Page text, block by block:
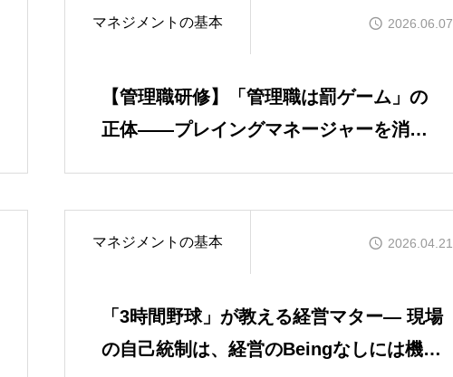
人材育成／経営サポートプログラム
マネジメントの基本 2026.06.07
【管理職研修】「管理職は罰ゲーム」の
正体――プレイングマネージャーを消耗
マネジメントの基本 2026.04.21
「3時間野球」が教える経営マター― 現場
の自己統制は、経営のBeingなしには機能